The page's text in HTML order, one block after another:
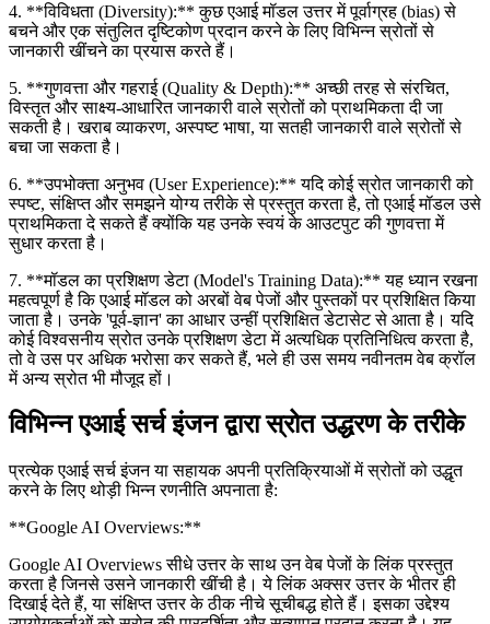
4. **विविधता (Diversity):** कुछ एआई मॉडल उत्तर में पूर्वाग्रह (bias) से
बचने और एक संतुलित दृष्टिकोण प्रदान करने के लिए विभिन्न स्रोतों से
जानकारी खींचने का प्रयास करते हैं।
5. **गुणवत्ता और गहराई (Quality & Depth):** अच्छी तरह से संरचित,
विस्तृत और साक्ष्य-आधारित जानकारी वाले स्रोतों को प्राथमिकता दी जा
सकती है। खराब व्याकरण, अस्पष्ट भाषा, या सतही जानकारी वाले स्रोतों से
बचा जा सकता है।
6. **उपभोक्ता अनुभव (User Experience):** यदि कोई स्रोत जानकारी को
स्पष्ट, संक्षिप्त और समझने योग्य तरीके से प्रस्तुत करता है, तो एआई मॉडल उसे
प्राथमिकता दे सकते हैं क्योंकि यह उनके स्वयं के आउटपुट की गुणवत्ता में
सुधार करता है।
7. **मॉडल का प्रशिक्षण डेटा (Model's Training Data):** यह ध्यान रखना
महत्वपूर्ण है कि एआई मॉडल को अरबों वेब पेजों और पुस्तकों पर प्रशिक्षित किया
जाता है। उनके 'पूर्व-ज्ञान' का आधार उन्हीं प्रशिक्षित डेटासेट से आता है। यदि
कोई विश्वसनीय स्रोत उनके प्रशिक्षण डेटा में अत्यधिक प्रतिनिधित्व करता है,
तो वे उस पर अधिक भरोसा कर सकते हैं, भले ही उस समय नवीनतम वेब क्रॉल
में अन्य स्रोत भी मौजूद हों।
विभिन्न एआई सर्च इंजन द्वारा स्रोत उद्धरण के तरीके
प्रत्येक एआई सर्च इंजन या सहायक अपनी प्रतिक्रियाओं में स्रोतों को उद्धृत
करने के लिए थोड़ी भिन्न रणनीति अपनाता है:
**Google AI Overviews:**
Google AI Overviews सीधे उत्तर के साथ उन वेब पेजों के लिंक प्रस्तुत
करता है जिनसे उसने जानकारी खींची है। ये लिंक अक्सर उत्तर के भीतर ही
दिखाई देते हैं, या संक्षिप्त उत्तर के ठीक नीचे सूचीबद्ध होते हैं। इसका उद्देश्य